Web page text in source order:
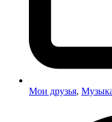
Мои друзья,